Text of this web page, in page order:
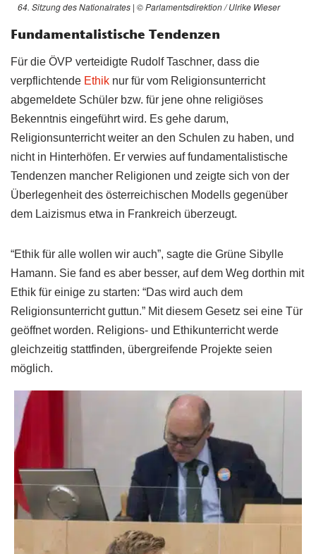
64. Sitzung des Nationalrates | © Parlamentsdirektion / Ulrike Wieser
Fundamentalistische Tendenzen
Für die ÖVP verteidigte Rudolf Taschner, dass die
verpflichtende Ethik nur für vom Religionsunterricht
abgemeldete Schüler bzw. für jene ohne religiöses
Bekenntnis eingeführt wird. Es gehe darum,
Religionsunterricht weiter an den Schulen zu haben, und
nicht in Hinterhöfen. Er verwies auf fundamentalistische
Tendenzen mancher Religionen und zeigte sich von der
Überlegenheit des österreichischen Modells gegenüber
dem Laizismus etwa in Frankreich überzeugt.
“Ethik für alle wollen wir auch”, sagte die Grüne Sibylle
Hamann. Sie fand es aber besser, auf dem Weg dorthin mit
Ethik für einige zu starten: “Das wird auch dem
Religionsunterricht guttun.” Mit diesem Gesetz sei eine Tür
geöffnet worden. Religions- und Ethikunterricht werde
gleichzeitig stattfinden, übergreifende Projekte seien
möglich.